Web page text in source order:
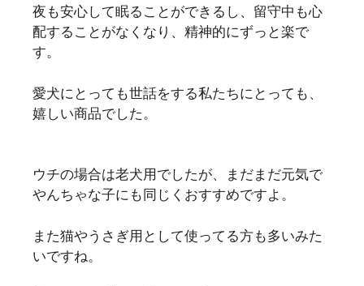
夜も安心して眠ることができるし、留守中も心
配することがなくなり、精神的にずっと楽で
す。
愛犬にとっても世話をする私たちにとっても、
嬉しい商品でした。
ウチの場合は老犬用でしたが、まだまだ元気で
やんちゃな子にも同じくおすすめですよ。
また猫やうさぎ用として使ってる方も多いみた
いですね。